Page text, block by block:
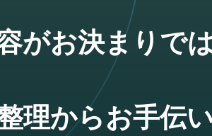
がお決まりで
理からお手伝